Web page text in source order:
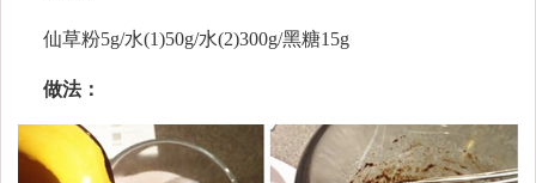
仙草粉5g/水(1)50g/水(2)300g/黑糖15g
做法：